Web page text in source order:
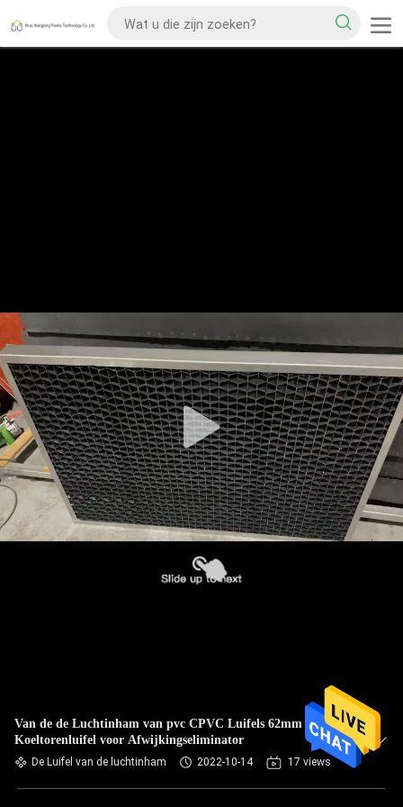
Van de de Luchtinham van pvc CPVC Luifels 62mm 70mm
Koeltorenluifel voor Afwijkingseliminator
De Luifel van de luchtinham 2022-10-14 17 views